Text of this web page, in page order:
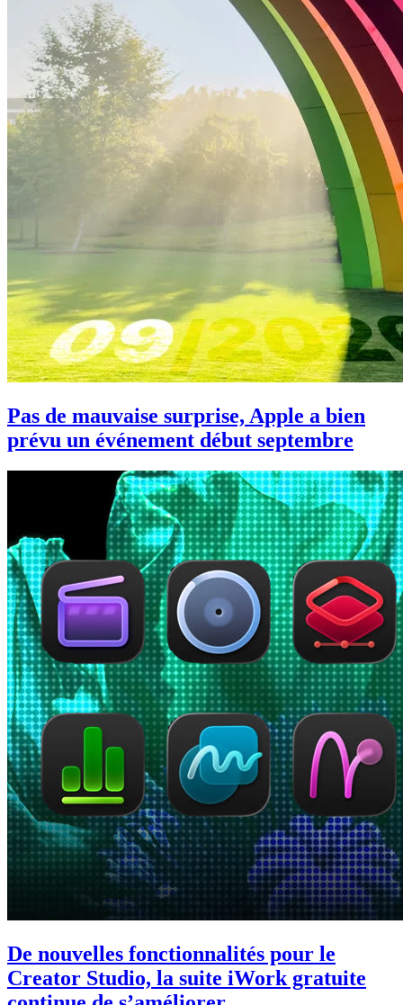
Pas de mauvaise surprise, Apple a bien
prévu un événement début septembre
De nouvelles fonctionnalités pour le
Creator Studio, la suite iWork gratuite